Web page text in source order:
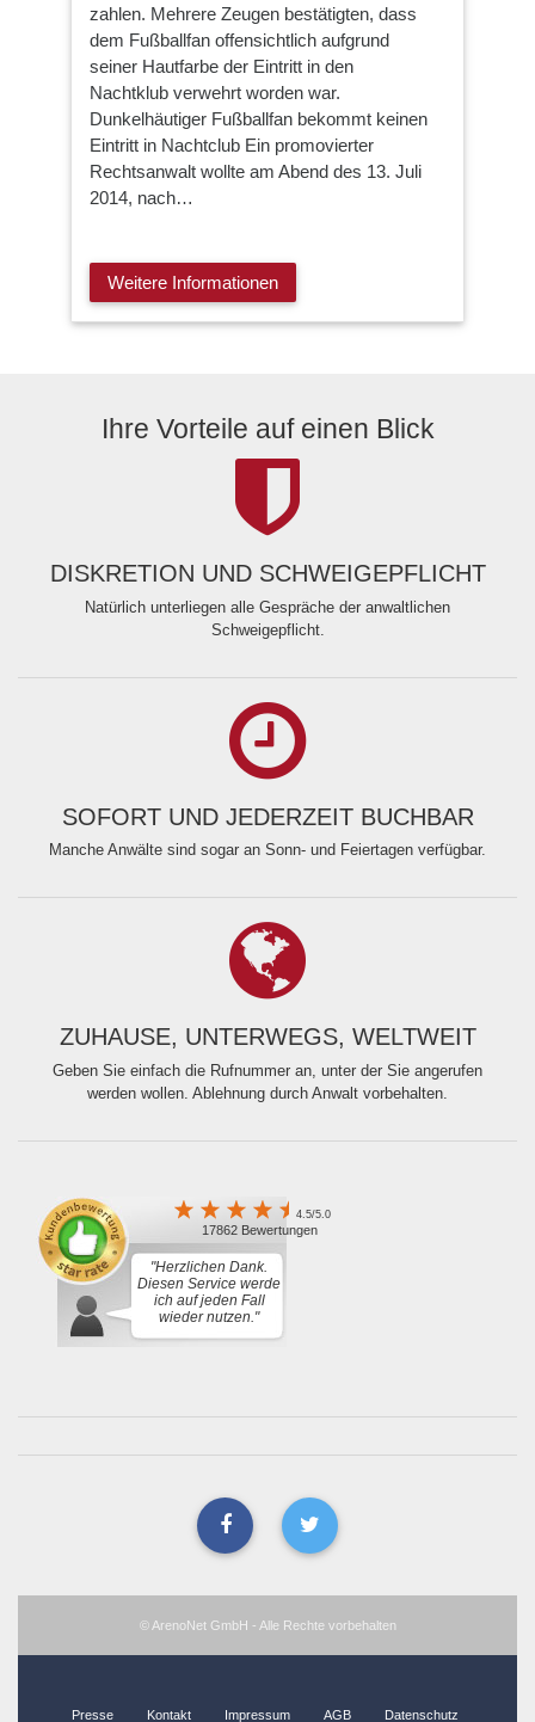
zahlen. Mehrere Zeugen bestätigten, dass
dem Fußballfan offensichtlich aufgrund
seiner Hautfarbe der Eintritt in den
Nachtklub verwehrt worden war.
Dunkelhäutiger Fußballfan bekommt keinen
Eintritt in Nachtclub Ein promovierter
Rechtsanwalt wollte am Abend des 13. Juli
2014, nach…
Weitere Informationen
Ihre Vorteile auf einen Blick
DISKRETION UND SCHWEIGEPFLICHT
Natürlich unterliegen alle Gespräche der anwaltlichen
Schweigepflicht.
SOFORT UND JEDERZEIT BUCHBAR
Manche Anwälte sind sogar an Sonn- und Feiertagen verfügbar.
ZUHAUSE, UNTERWEGS, WELTWEIT
Geben Sie einfach die Rufnummer an, unter der Sie angerufen
werden wollen. Ablehnung durch Anwalt vorbehalten.
4.5/5.0
17862 Bewertungen
"Herzlichen Dank.
Diesen Service werde
ich auf jeden Fall
wieder nutzen."
© ArenoNet GmbH - Alle Rechte vorbehalten
Presse Kontakt Impressum AGB Datenschutz